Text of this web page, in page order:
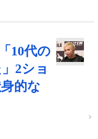
10代の
2ショ
的な